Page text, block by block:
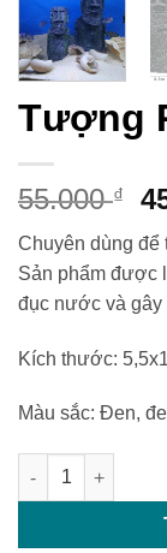
Tượng
55.000₫
Chuyên dùng để
Sản phẩm được
đục nước và gây
Kích thước:
Màu sắc: Đen,
Tượng Phục